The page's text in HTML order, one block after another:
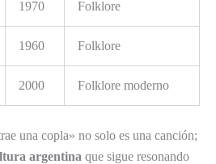
1970 Folklore
1960 Folklore
2000 Folklore moderno
una copla» no solo es una canción;
argentina que sigue resonando